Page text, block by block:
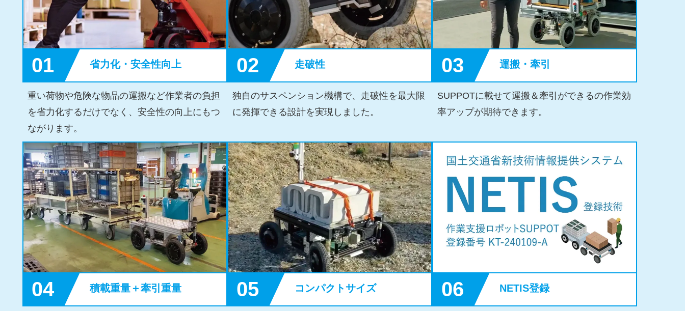
01 省力化・安全性向上
重い荷物や危険な物品の運搬など作業者の負担
を省力化するだけでなく、安全性の向上にもつ
ながります。
02 走破性
独自のサスペンション機構で、走破性を最大限
に発揮できる設計を実現しました。
03 運搬・牽引
SUPPOTに載せて運搬＆牽引ができるの作業効
率アップが期待できます。
04 積載重量＋牽引重量 05 コンパクトサイズ 06 NETIS登録